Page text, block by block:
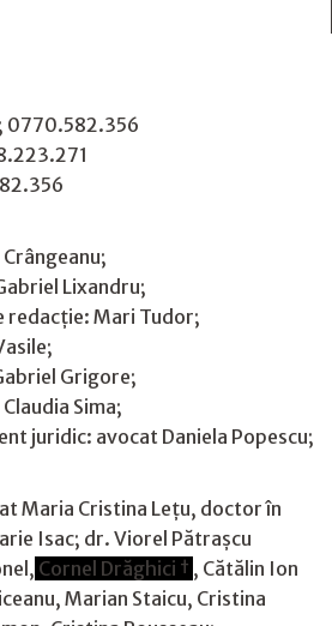
0770.582.356
Lixandru;
redacție: Mari Tudor;
Grigore;
Sima;
juridic: avocat Daniela Popescu;
Maria Cristina Leţu, doctor în
Isac; dr. Viorel Pătrașcu
Cornel Drăghici † , Cătălin Ion
Marian Staicu, Cristina